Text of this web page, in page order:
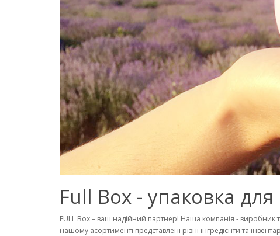
Full Box - упаковка
FULL Box – ваш надійний партнер! Наша компанія - виробник
нашому асортименті представлені різні інгредієнти та